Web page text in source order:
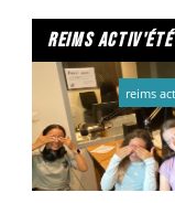
reims
reims